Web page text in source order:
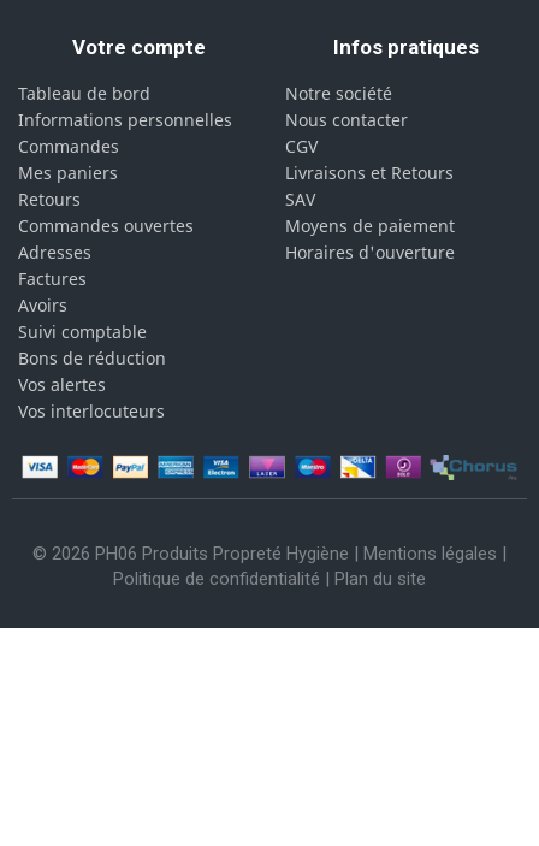
Votre compte
Tableau de bord
Informations personnelles
Commandes
Mes paniers
Retours
Commandes ouvertes
Adresses
Factures
Avoirs
Suivi comptable
Bons de réduction
Vos alertes
Vos interlocuteurs
Infos pratiques
Notre société
Nous contacter
CGV
Livraisons et Retours
SAV
Moyens de paiement
Horaires d'ouverture
© 2026 PH06 Produits Propreté Hygiène | Mentions légales |
Politique de confidentialité | Plan du site